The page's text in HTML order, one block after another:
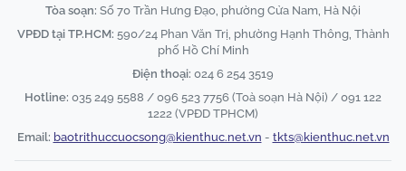
Tòa soạn: Số 70 Trần Hưng Đạo, phường Cửa Nam, Hà Nội
VPĐD tại TP.HCM: 590/24 Phan Văn Trị, phường Hạnh Thông, Thành
phố Hồ Chí Minh
Điện thoại: 024 6 254 3519
Hotline: 035 249 5588 / 096 523 7756 (Toà soạn Hà Nội) / 091 122
1222 (VPĐD TPHCM)
Email: baotrithuccuocsong@kienthuc.net.vn - tkts@kienthuc.net.vn